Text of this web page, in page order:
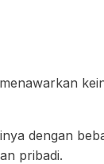
dengan
pribadi.